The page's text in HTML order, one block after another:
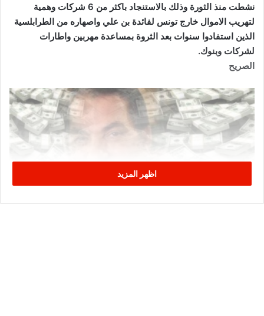
نشطت منذ الثورة وذلك بالاستنجاد باكثر من 6 شركات وهمية
لتهريب الاموال خارج تونس لفائدة بن علي واصهاره من الطرابلسية
الذين استفادوا سنوات بعد الثروة بمساعدة مهربين واطارات
لشركات وبنوك.
الصريح
اظهر المزيد